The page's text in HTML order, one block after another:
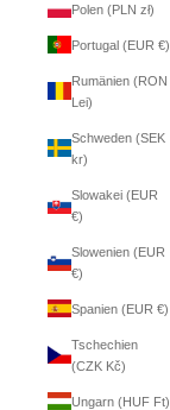
Polen (PLN zł)
Portugal (EUR €)
Rumänien (RON
Lei)
Schweden (SEK
kr)
Slowakei (EUR
€)
Slowenien (EUR
€)
Spanien (EUR €)
Tschechien
(CZK Kč)
Ungarn (HUF Ft)